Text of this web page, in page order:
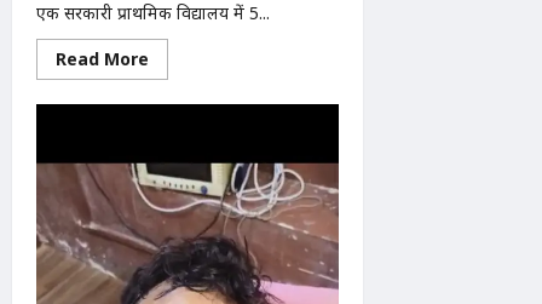
एक सरकारी प्राथमिक विद्यालय में 5...
Read More
more
होमवर्क
पर
5
वर्षीय
छात्रा
की
पिटाई
का
आरोप,
शिकायत